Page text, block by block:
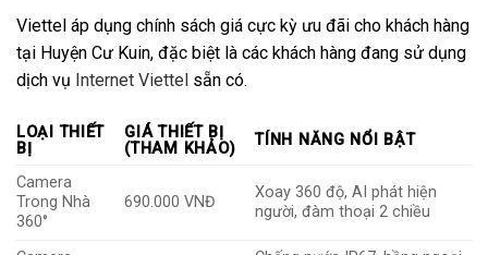
Viettel áp dụng chính sách giá cực kỳ ưu đãi cho khách hàng
tại Huyện Cư Kuin, đặc biệt là các khách hàng đang sử dụng
dịch vụ Internet Viettel sẵn có.
LOẠI THIẾT
BỊ
GIÁ THIẾT BỊ
(THAM KHẢO)
TÍNH NĂNG NỔI BẬT
Camera
Trong Nhà
360°
690.000 VNĐ
Xoay 360 độ, AI phát hiện
người, đàm thoại 2 chiều